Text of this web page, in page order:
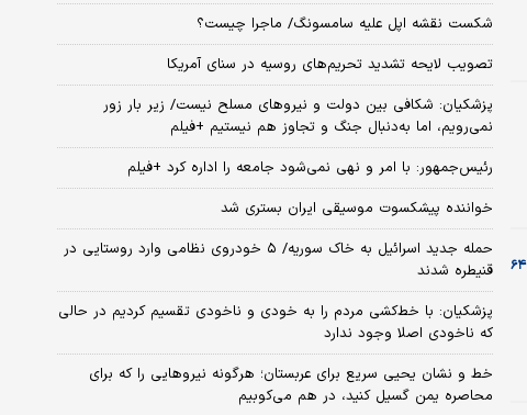
شکست نقشه اپل علیه سامسونگ/ ماجرا چیست؟
تصویب لایحه تشدید تحریم‌های روسیه در سنای آمریکا
پزشکیان: شکافی بین دولت و نیروهای مسلح نیست/ زیر بار زور
نمی‌رویم، اما به‌دنبال جنگ و تجاوز هم نیستیم +فیلم
رئیس‌جمهور: با امر و نهی نمی‌شود جامعه را اداره کرد +فیلم
خواننده پیشکسوت موسیقی ایران بستری شد
حمله جدید اسرائیل به خاک سوریه/ ۵ خودروی نظامی وارد روستایی در
قنیطره شدند
پزشکیان: با خط‌کشی مردم را به خودی و ناخودی تقسیم کردیم در حالی
که ناخودی اصلا وجود ندارد
خط و نشان یحیی سریع برای عربستان؛ هرگونه نیروهایی را که برای
محاصره یمن گسیل کنید، در هم می‌کوبیم